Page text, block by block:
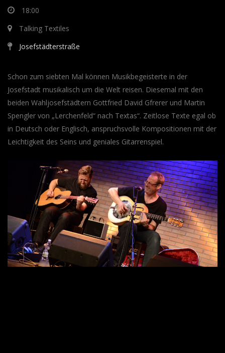
18:00
Talking Textiles
Josefstädterstraße
Schon zum siebten Mal können Musikbegeisterte in der
Josefstadt musikalisch um die Welt reisen. Diesemal mit den
beiden Wahljosefstädtern Gottfried David Gfrerer und Martin
Spengler von „Lerchenfeld“ nach Textas“. Zeitlose Texte egal ob
in Deutsch oder Englisch, anspruchsvolle Kompositionen mit der
Leichtigkeit des Seins und geniales Gitarrenspiel.